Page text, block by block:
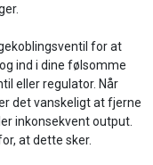
for at
ind i dine følsomme
eller regulator. Når
det vanskeligt at fjerne
inkonsekvent output.
at dette sker.